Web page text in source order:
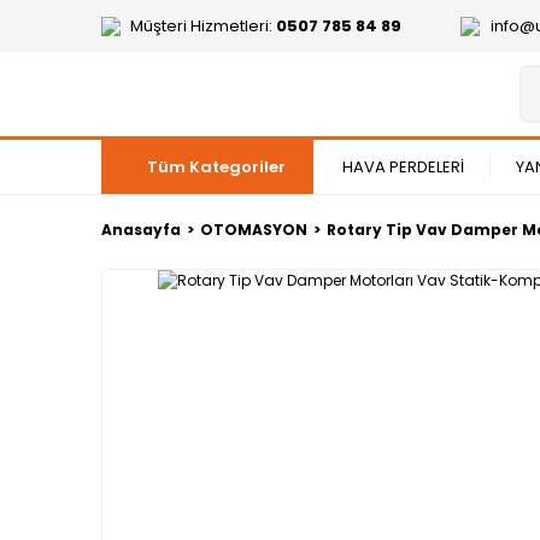
Müşteri Hizmetleri: 0507 785 84 89
Tüm Kategoriler HAVA PERDELERİ
Anasayfa OTOMASYON Rotary Tip Vav Damper